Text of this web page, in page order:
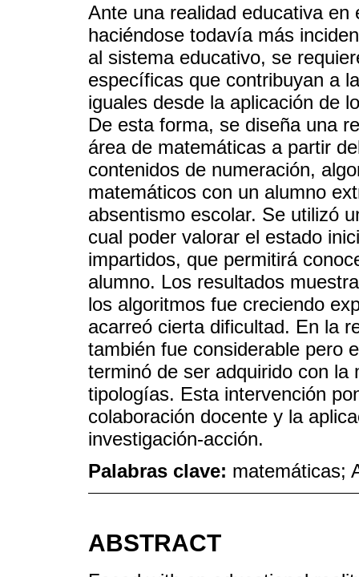
Ante una realidad educativa
haciéndose todavía más
al sistema educativo, se
específicas que contribuyan a
iguales desde la aplicación de
De esta forma, se diseña una
área de matemáticas a partir
contenidos de numeración,
matemáticos con un alumno
absentismo escolar. Se utilizó
cual poder valorar el estado
impartidos, que permitirá
alumno. Los resultados
los algoritmos fue creciendo
acarreó cierta dificultad. En la
también fue considerable pero
terminó de ser adquirido con
tipologías. Esta intervención
colaboración docente y la
investigación-acción.
Palabras clave: matemáticas;
ABSTRACT